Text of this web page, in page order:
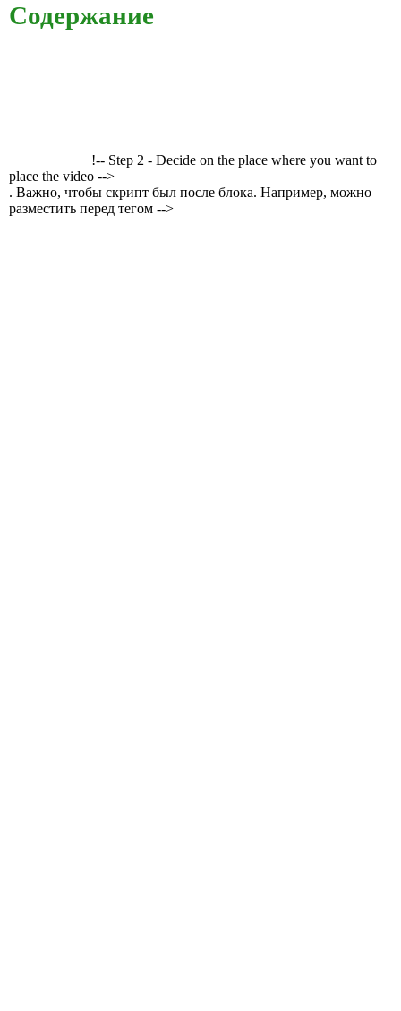
Содержание
!-- Step 2 - Decide on the place where you want to
place the video -->
. Важно, чтобы скрипт был после блока. Например, можно
разместить перед тегом -->